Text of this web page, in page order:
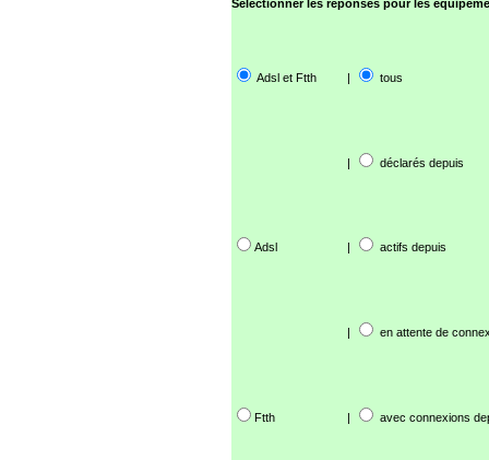
Sélectionner les réponses pour les
Adsl et Ftth | tous
| déclarés depuis
Adsl | actifs depuis
| en attente de
Ftth | avec connexions